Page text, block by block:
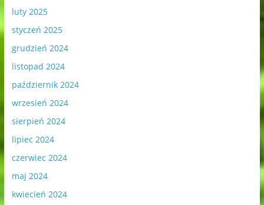
luty 2025
styczeń 2025
grudzień 2024
listopad 2024
październik 2024
wrzesień 2024
sierpień 2024
lipiec 2024
czerwiec 2024
maj 2024
kwiecień 2024